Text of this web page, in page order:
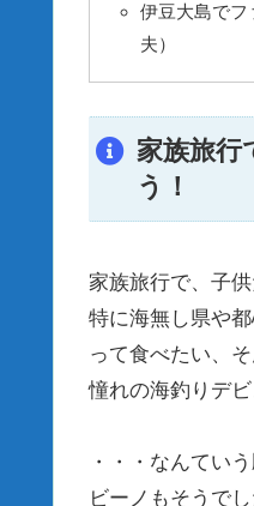
伊豆大島でフ
夫）
家族旅行
う！
家族旅行で、子
特に海無し県や
って食べたい、
憧れの海釣りデ
・・・なんてい
ビーノもそうでし